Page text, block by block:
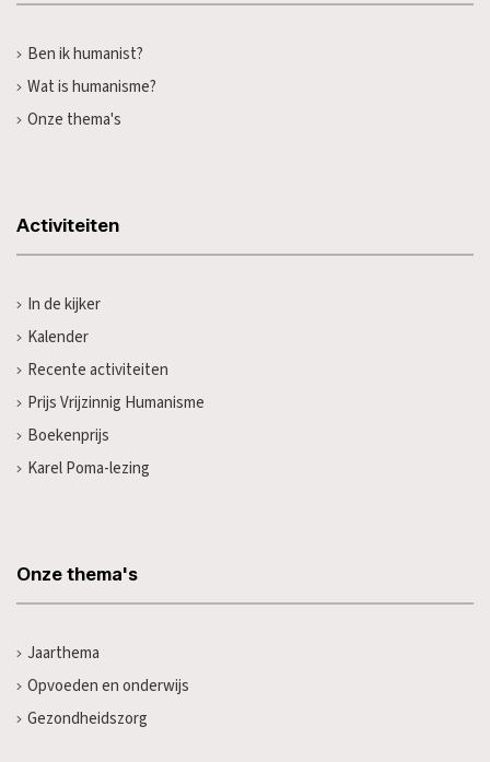
Ben ik humanist?
Wat is humanisme?
Onze thema's
Activiteiten
In de kijker
Kalender
Recente activiteiten
Prijs Vrijzinnig Humanisme
Boekenprijs
Karel Poma-lezing
Onze thema's
Jaarthema
Opvoeden en onderwijs
Gezondheidszorg